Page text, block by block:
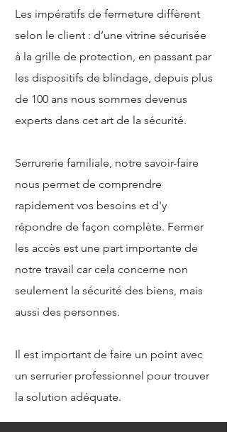
Les impératifs de fermeture diffèrent
selon le client : d’une vitrine sécurisée
à la grille de protection, en passant par
les dispositifs de blindage, depuis plus
de 100 ans nous sommes devenus
experts dans cet art de la sécurité.
Serrurerie familiale, notre savoir-faire
nous permet de comprendre
rapidement vos besoins et d'y
répondre de façon complète. Fermer
les accès est une part importante de
notre travail car cela concerne non
seulement la sécurité des biens, mais
aussi des personnes.
Il est important de faire un point avec
un serrurier professionnel pour trouver
la solution adéquate.